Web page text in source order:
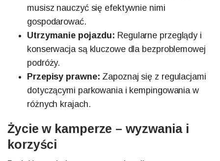
musisz nauczyć się efektywnie nimi
gospodarować.
Utrzymanie pojazdu: Regularne przeglądy i
konserwacja są kluczowe dla bezproblemowej
podróży.
Przepisy prawne: Zapoznaj się z regulacjami
dotyczącymi parkowania i kempingowania w
różnych krajach.
Życie w kamperze – wyzwania i
korzyści